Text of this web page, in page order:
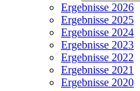
Ergebnisse 2026
Ergebnisse 2025
Ergebnisse 2024
Ergebnisse 2023
Ergebnisse 2022
Ergebnisse 2021
Ergebnisse 2020